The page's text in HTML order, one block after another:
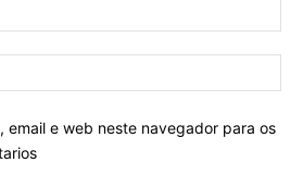
email e web neste navegador para os